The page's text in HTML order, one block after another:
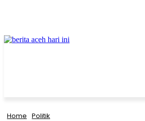
Home Politik